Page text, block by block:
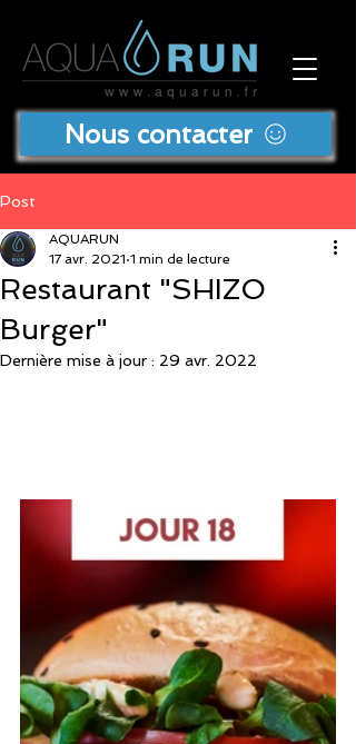
Nous contacter
Post
Restaurant "SHIZO
Burger"
AQUARUN
17 avr. 2021 1 min de lecture
Dernière mise à jour : 29 avr. 2022